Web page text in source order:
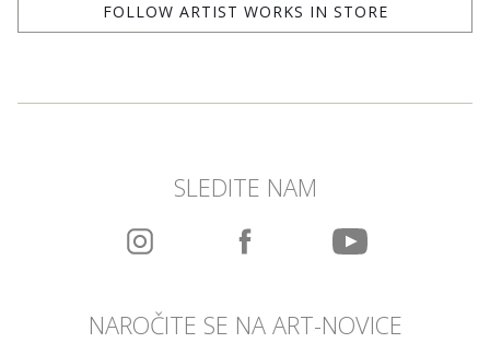
FOLLOW ARTIST WORKS IN STORE
SLEDITE NAM
NAROČITE SE NA ART-NOVICE